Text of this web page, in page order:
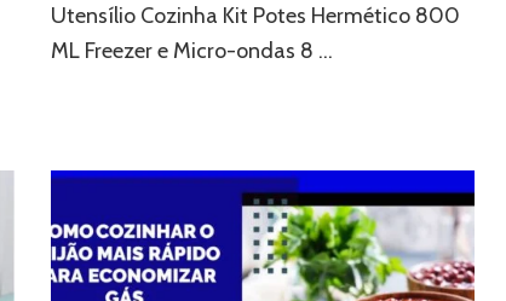
Utensílio Cozinha Kit Potes Hermético 800
ML Freezer e Micro-ondas 8 …